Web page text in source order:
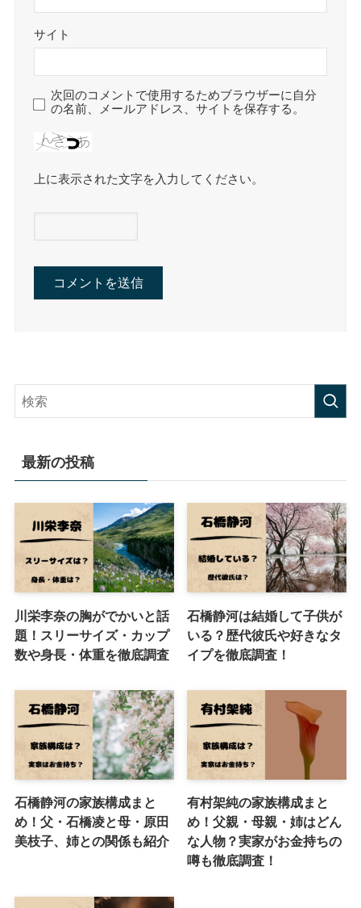
サイト
次回のコメントで使用するためブラウザーに自分
の名前、メールアドレス、サイトを保存する。
上に表示された文字を入力してください。
最新の投稿
川栄李奈の胸がでかいと話
題！スリーサイズ・カップ
数や身長・体重を徹底調査
石橋静河は結婚して子供が
いる？歴代彼氏や好きなタ
イプを徹底調査！
石橋静河の家族構成まと
め！父・石橋凌と母・原田
美枝子、姉との関係も紹介
有村架純の家族構成まと
め！父親・母親・姉はどん
な人物？実家がお金持ちの
噂も徹底調査！